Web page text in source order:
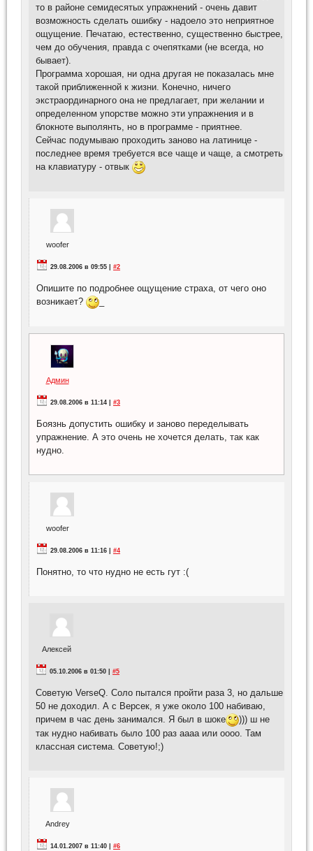
то в районе семидесятых упражнений - очень давит
возможность сделать ошибку - надоело это неприятное
ощущение. Печатаю, естественно, существенно быстрее,
чем до обучения, правда с очепятками (не всегда, но
бывает).
Программа хорошая, ни одна другая не показалась мне
такой приближенной к жизни. Конечно, ничего
экстраординарного она не предлагает, при желании и
определенном упорстве можно эти упражнения и в
блокноте выполянть, но в программе - приятнее.
Сейчас подумываю проходить заново на латинице -
последнее время требуется все чаще и чаще, а смотреть
на клавиатуру - отвык
woofer
29.08.2006 в 09:55 | #2
Опишите по подробнее ощущение страха, от чего оно
возникает?
Админ
29.08.2006 в 11:14 | #3
Боязнь допустить ошибку и заново переделывать
упражнение. А это очень не хочется делать, так как
нудно.
woofer
29.08.2006 в 11:16 | #4
Понятно, то что нудно не есть гут :(
Алексей
05.10.2006 в 01:50 | #5
Советую VerseQ. Соло пытался пройти раза 3, но дальше
50 не доходил. А с Версек, я уже около 100 набиваю,
причем в час день занимался. Я был в шоке
))) ш не
так нудно набивать было 100 раз аааа или оооо. Там
классная система. Советую!;)
Andrey
14.01.2007 в 11:40 | #6